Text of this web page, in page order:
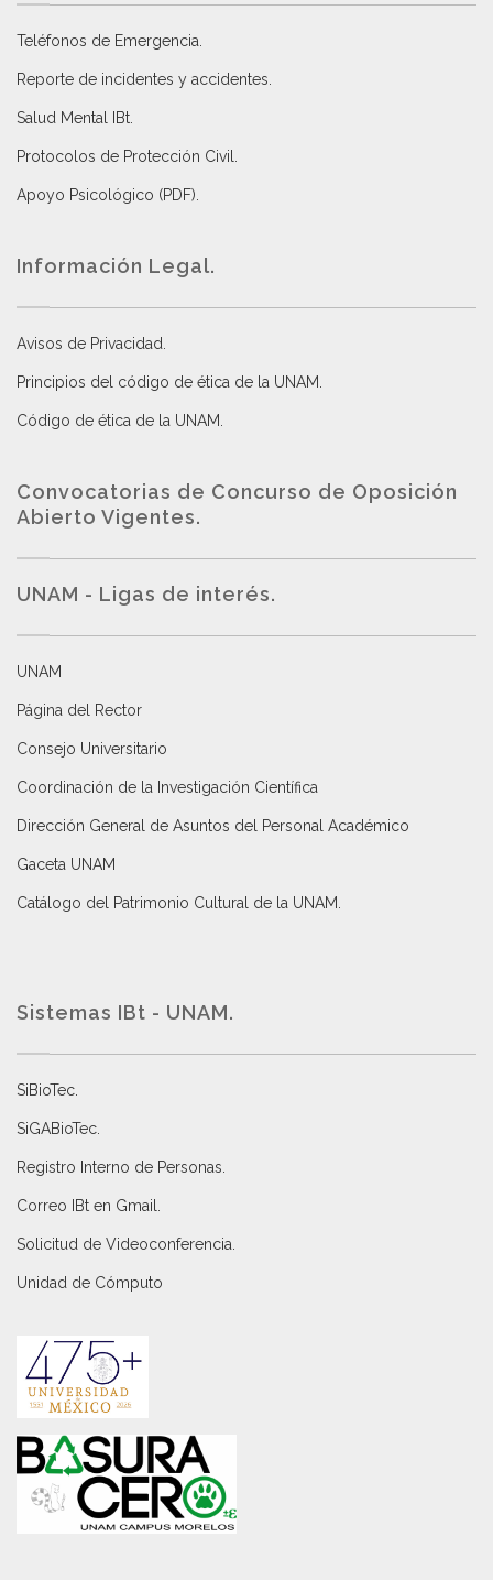
Teléfonos de Emergencia.
Reporte de incidentes y accidentes
Salud Mental IBt
Protocolos de Protección Civil
Apoyo Psicológico (PDF)
Información Legal.
Avisos de Privacidad
Principios del código de ética de la UNAM
Código de ética de la UNAM
Convocatorias de Concurso de Oposición
Abierto Vigentes.
UNAM - Ligas de interés.
UNAM
Página del Rector
Consejo Universitario
Coordinación de la Investigación Científica
Dirección General de Asuntos del Personal Académico
Gaceta UNAM
Catálogo del Patrimonio Cultural de la UNAM.
Sistemas IBt - UNAM.
SiBioTec
SiGABioTec.
Registro Interno de Personas
Correo IBt en Gmail
Solicitud de Videoconferencia.
Unidad de Cómputo